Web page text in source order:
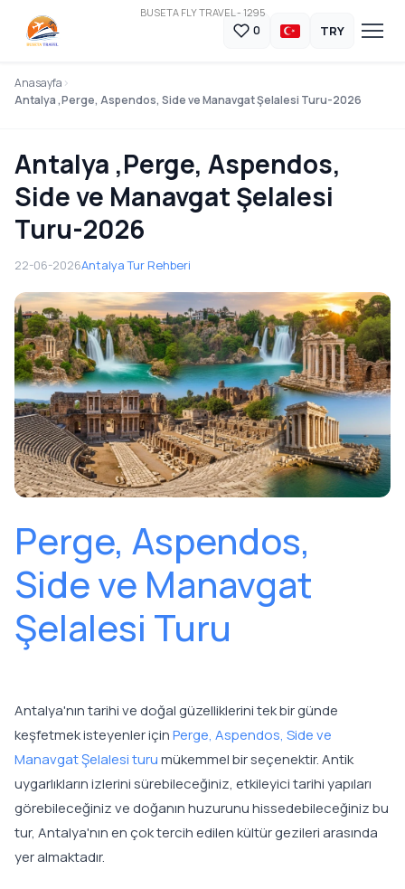
BUSETA FLY TRAVEL - 1295
0 TRY
Anasayfa
Antalya ,Perge, Aspendos, Side ve Manavgat Şelalesi Turu-2026
Antalya ,Perge, Aspendos,
Side ve Manavgat Şelalesi
Turu-2026
22-06-2026Antalya Tur Rehberi
Perge, Aspendos,
Side ve Manavgat
Şelalesi Turu
Antalya'nın tarihi ve doğal güzelliklerini tek bir günde
keşfetmek isteyenler içinPerge, Aspendos, Side ve
Manavgat Şelalesi turumükemmel bir seçenektir. Antik
uygarlıkların izlerini sürebileceğiniz, etkileyici tarihi yapıları
görebileceğiniz ve doğanın huzurunu hissedebileceğiniz bu
tur, Antalya'nın en çok tercih edilen kültür gezileri arasında
yer almaktadır.